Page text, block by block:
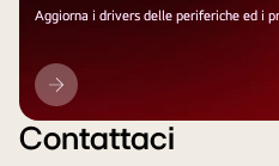
Aggiorna i drivers delle periferiche ed i
Aggiornamento
LG
Contattaci